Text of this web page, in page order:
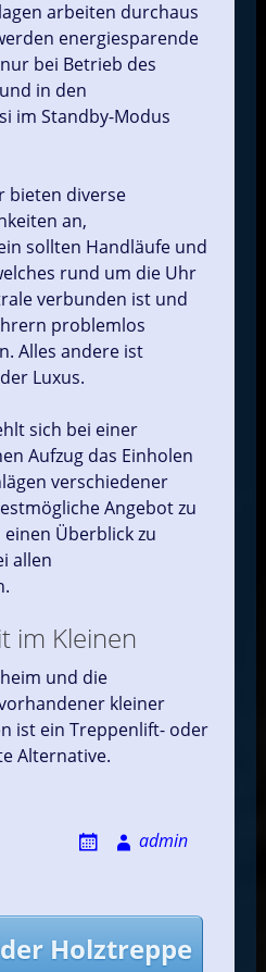
arbeiten durchaus
energiesparende
bei Betrieb des
in den
im Standby-Modus
bieten diverse
an,
sollten Handläufe und
rund um die Uhr
verbunden ist und
problemlos
Alles andere ist
Luxus.
sich bei einer
Aufzug das Einholen
verschiedener
Angebot zu
Überblick zu
allen
im Kleinen
und die
kleiner
ist ein Treppenlift- oder
Alternative.
admin
Holztreppe